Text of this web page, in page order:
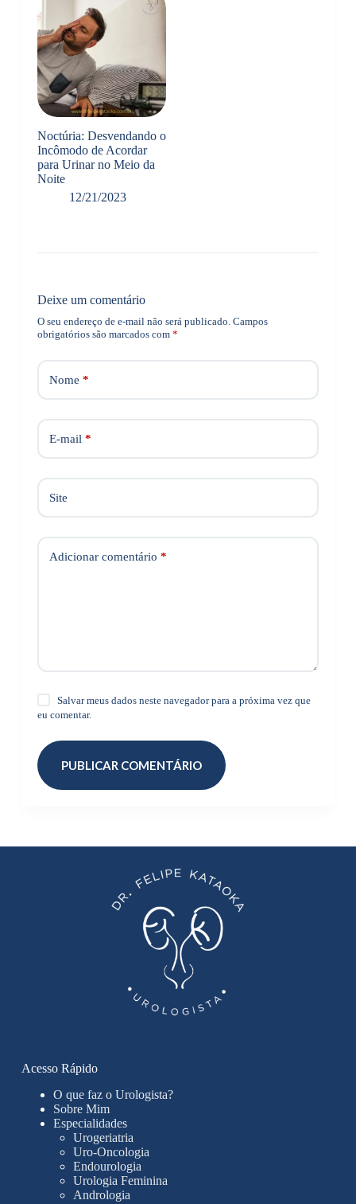
Noctúria: Desvendando o
Incômodo de Acordar
para Urinar no Meio da
Noite
12/21/2023
Deixe um comentário
O seu endereço de e-mail não será publicado. Campos
obrigatórios são marcados com *
Nome *
E-mail *
Site
Adicionar comentário *
Salvar meus dados neste navegador para a próxima vez que
eu comentar.
PUBLICAR COMENTÁRIO
Acesso Rápido
O que faz o Urologista?
Sobre Mim
Especialidades
Urogeriatria
Uro-Oncologia
Endourologia
Urologia Feminina
Andrologia